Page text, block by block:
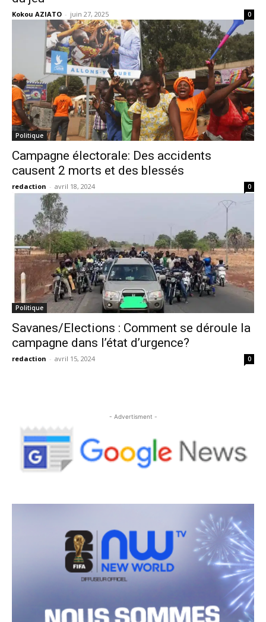
Kokou AZIATO - juin 27, 2025 0
Politique
Campagne électorale: Des accidents
causent 2 morts et des blessés
redaction - avril 18, 2024 0
Politique
Savanes/Elections : Comment se déroule la
campagne dans l’état d’urgence?
redaction - avril 15, 2024 0
- Advertisment -